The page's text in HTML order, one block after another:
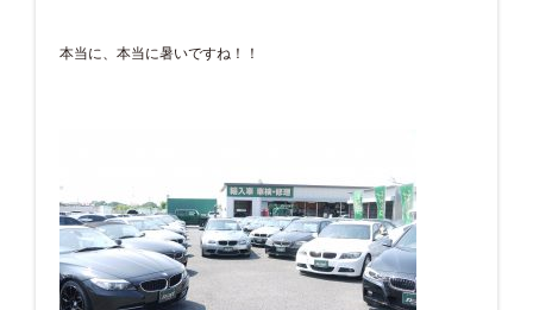
本当に、本当に暑いですね！！